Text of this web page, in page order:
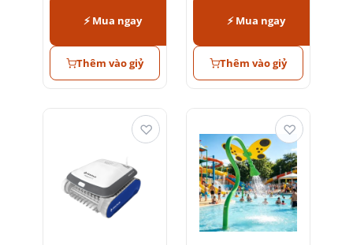
⚡ Mua ngay
Thêm vào giỷ
⚡ Mua ngay
Thêm vào giỷ
♡ ♡